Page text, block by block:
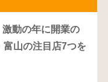
激動の年に開業の
山の注目店7つを